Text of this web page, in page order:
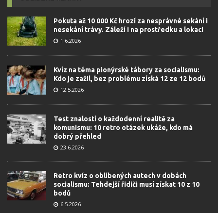
Pokuta až 10 000 Kč hrozí za nesprávné sekání i
nesekání trávy. Záleží i na prostředku a lokaci
1.6.2026
Kvíz na téma pionýrské tábory za socialismu:
Kdo je zažil, bez problému získá 12 ze 12 bodů
12.5.2026
Test znalostí o každodenní realitě za
komunismu: 10 retro otázek ukáže, kdo má
dobrý přehled
23.6.2026
Retro kvíz o oblíbených autech v dobách
socialismu: Tehdejší řidiči musí získat 10 z 10
bodů
6.5.2026